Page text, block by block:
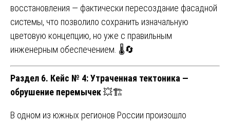
восстановления — фактически пересоздание фасадной
системы, что позволило сохранить изначальную
цветовую концепцию, но уже с правильным
инженерным обеспечением. 🌡️🔄
Раздел 6. Кейс № 4: Утраченная тектоника —
обрушение перемычек💥🏗️
В одном из южных регионов России произошло